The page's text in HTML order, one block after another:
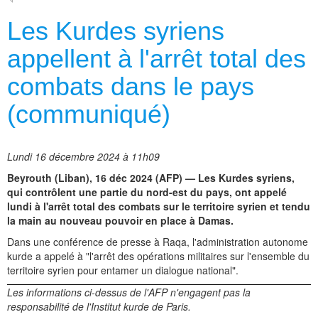
Les Kurdes syriens
appellent à l'arrêt total des
combats dans le pays
(communiqué)
Lundi 16 décembre 2024 à 11h09
Beyrouth (Liban), 16 déc 2024 (AFP) — Les Kurdes syriens,
qui contrôlent une partie du nord-est du pays, ont appelé
lundi à l'arrêt total des combats sur le territoire syrien et tendu
la main au nouveau pouvoir en place à Damas.
Dans une conférence de presse à Raqa, l'administration autonome
kurde a appelé à "l'arrêt des opérations militaires sur l'ensemble du
territoire syrien pour entamer un dialogue national".
Les informations ci-dessus de l'AFP n'engagent pas la
responsabilité de l'Institut kurde de Paris.